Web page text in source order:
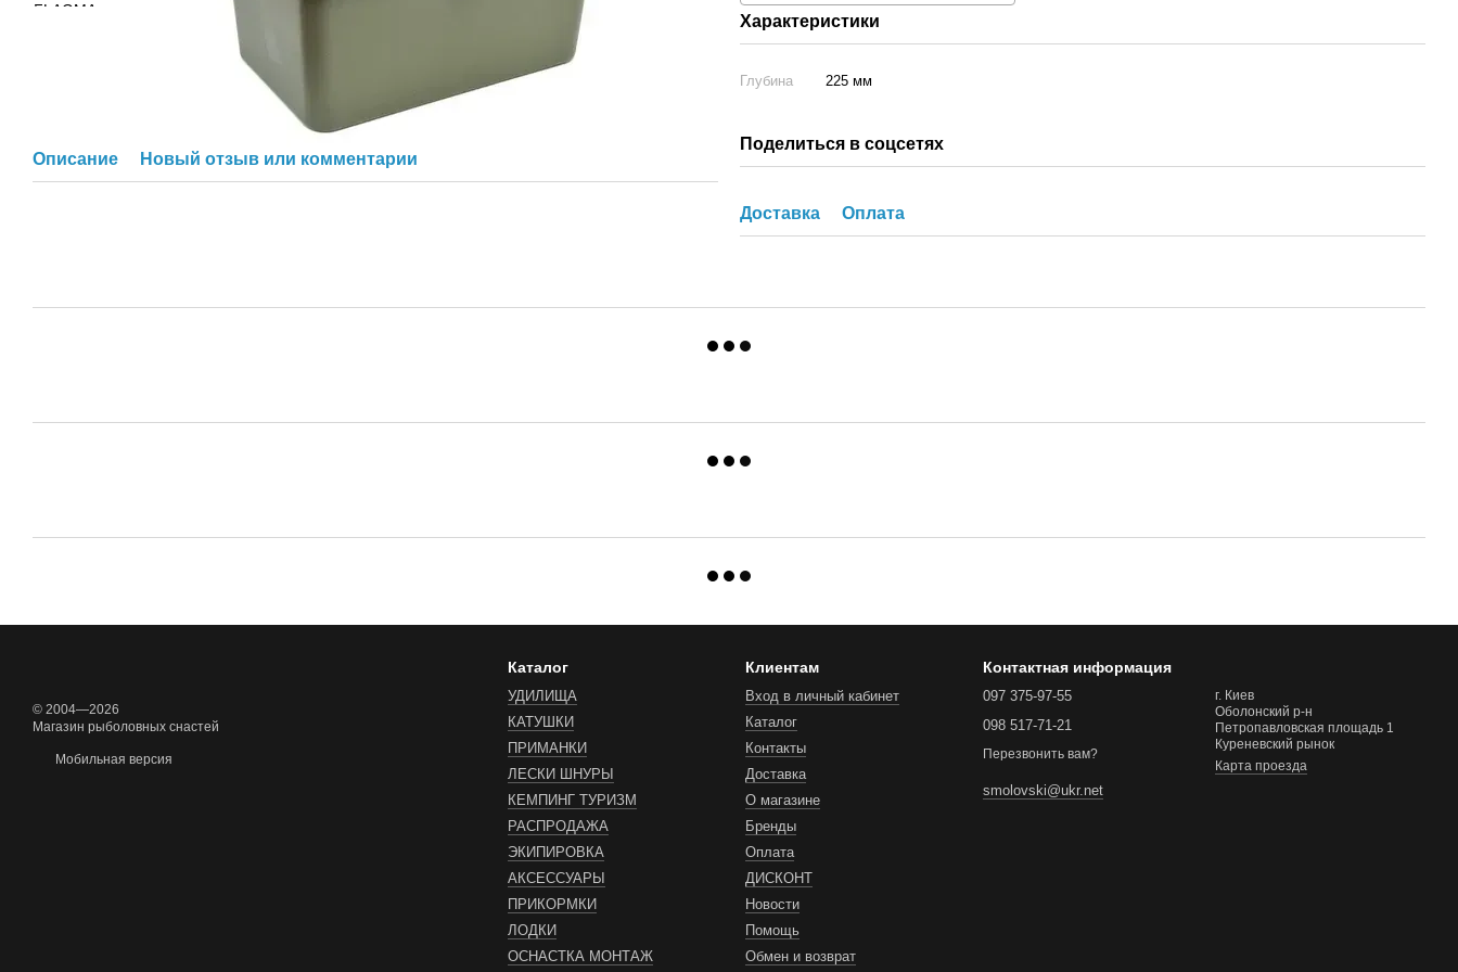
Описание Новый отзыв или комментарий
Характеристики
Глубина 225 мм
Поделиться в соцсетях
Доставка Оплата
© 2004—2026
Магазин рыболовных снастей
Мобильная версия
Каталог
УДИЛИЩА
КАТУШКИ
ПРИМАНКИ
ЛЕСКИ ШНУРЫ
КЕМПИНГ ТУРИЗМ
РАСПРОДАЖА
ЭКИПИРОВКА
АКСЕССУАРЫ
ПРИКОРМКИ
ЛОДКИ
ОСНАСТКА МОНТАЖ
Клиентам
Вход в личный кабинет
Каталог
Контакты
Доставка
О магазине
Бренды
Оплата
ДИСКОНТ
Новости
Помощь
Обмен и возврат
Контактная информация
097 375-97-55
098 517-71-21
Перезвонить вам?
smolovski@ukr.net
г. Киев
Оболонский р-н
Петропавловская площадь 1
Куреневский рынок
Карта проезда